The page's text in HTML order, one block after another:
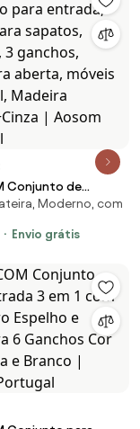
Conjunto de
entrada, banco
espelho, 3
aberta,
| Aosom Portugal
Moderno, com
Envio grátis